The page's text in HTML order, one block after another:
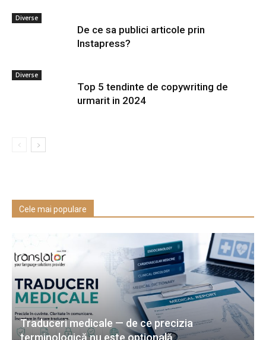
Diverse
De ce sa publici articole prin
Instapress?
Diverse
Top 5 tendinte de copywriting de
urmarit in 2024
Cele mai populare
Traduceri medicale — de ce precizia